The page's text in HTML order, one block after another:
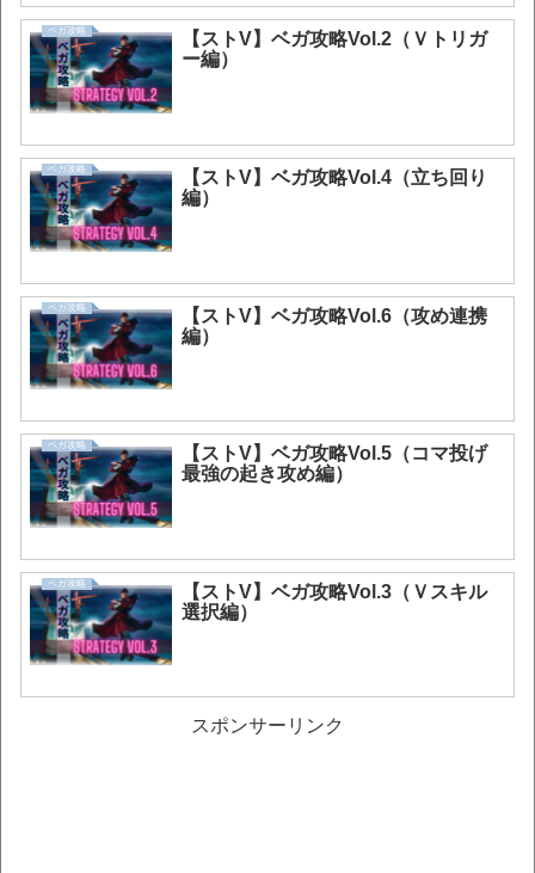
ベガ攻略
【ストV】ベガ攻略Vol.2（Ｖトリガ
ー編）
ベガ攻略
【ストV】ベガ攻略Vol.4（立ち回り
編）
ベガ攻略
【ストV】ベガ攻略Vol.6（攻め連携
編）
ベガ攻略
【ストV】ベガ攻略Vol.5（コマ投げ
最強の起き攻め編）
ベガ攻略
【ストV】ベガ攻略Vol.3（Ｖスキル
選択編）
スポンサーリンク